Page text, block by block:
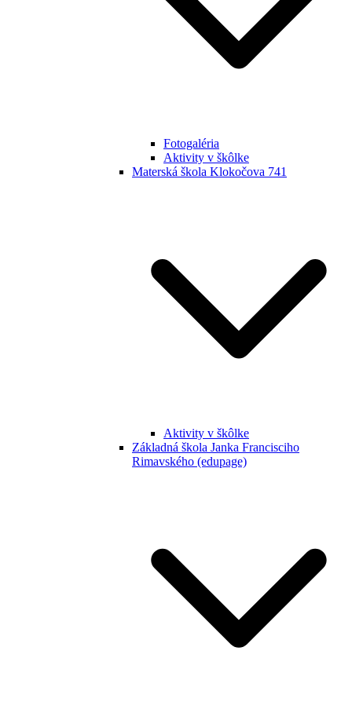
Fotogaléria
Aktivity v škôlke
Materská škola Klokočova 741
Aktivity v škôlke
Základná škola Janka Francisciho
Rimavského (edupage)